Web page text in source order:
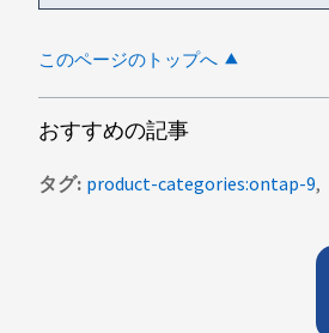
このページのトップへ
おすすめの記事
タグ product-categories:ontap-9